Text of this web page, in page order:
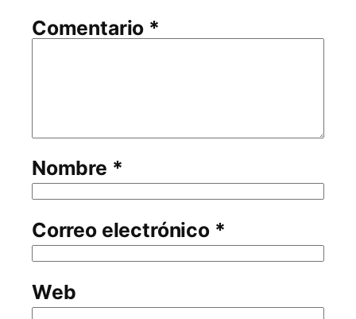
Comentario *
Nombre *
Correo electrónico *
Web